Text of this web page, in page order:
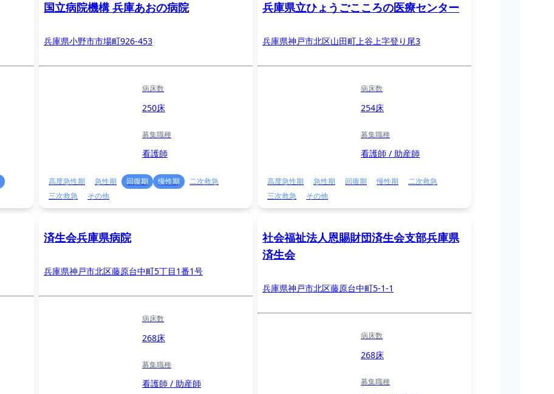
国立病院機構 兵庫あおの病院
兵庫県小野市市場町926-453
病床数
250床
募集職種
看護師
高度急性期 急性期 回復期 慢性期
二次救急
三次救急
その他
兵庫県立ひょうごこころの医療センター
兵庫県神戸市北区山田町上谷上字登り尾3
病床数
254床
募集職種
看護師 / 助産師
高度急性期 急性期 回復期 慢性期
二次救急
三次救急
その他
済生会兵庫県病院
兵庫県神戸市北区藤原台中町5丁⽬1番1号
病床数
268床
募集職種
看護師 / 助産師
社会福祉法人恩賜財団済生会支部兵庫県
済生会
兵庫県神戸市北区藤原台中町5-1-1
病床数
268床
募集職種